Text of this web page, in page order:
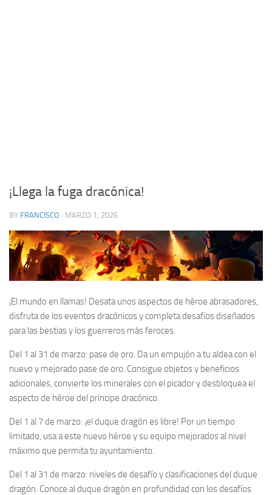
¡Llega la fuga dracónica!
BY FRANCISCO · MARZO 1, 2026
¡El mundo en llamas! Desata unos aspectos de héroe abrasadores,
disfruta de los eventos dracónicos y completa desafíos diseñados
para las bestias y los guerreros más feroces.
Del 1 al 31 de marzo: pase de oro. Da un empujón a tu aldea con el
nuevo y mejorado pase de oro. Consigue objetos y beneficios
adicionales, convierte los minerales con el picador y desbloquea el
aspecto de héroe del príncipe dracónico.
Del 1 al 7 de marzo: ¡el duque dragón es libre! Por un tiempo
limitado, usa a este nuevo héroe y su equipo mejorados al nivel
máximo que permita tu ayuntamiento.
Del 1 al 31 de marzo: niveles de desafío y clasificaciones del duque
dragón. Conoce al duque dragón en profundidad con los desafíos